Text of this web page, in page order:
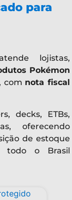
para
lojistas,
Pokémon
com nota fiscal
decks, ETBs,
oferecendo
de estoque
todo o Brasil